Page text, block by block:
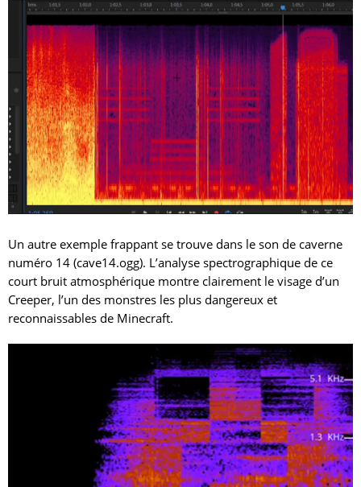
Un autre exemple frappant se trouve dans le son de caverne
numéro 14 (cave14.ogg). L’analyse spectrographique de ce
court bruit atmosphérique montre clairement le visage d’un
Creeper, l’un des monstres les plus dangereux et
reconnaissables de Minecraft.